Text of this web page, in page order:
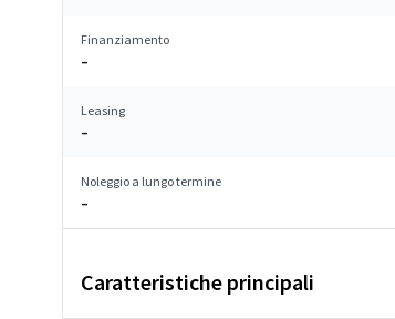
Finanziamento
–
Leasing
–
Noleggio a lungo termine
–
Caratteristiche principali